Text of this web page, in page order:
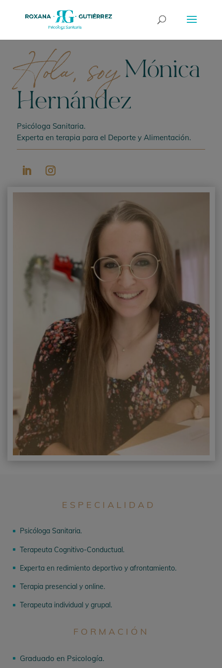
Hola, soyMónica
Hernández
Psicóloga Sanitaria.
Experta en terapia para el Deporte y Alimentación.
ESPECIALIDAD
^ Psicóloga Sanitaria.
^ Terapeuta Cognitivo-Conductual.
^ Experta en redimiento deportivo y afrontamiento.
^ Terapia presencial y online.
^ Terapeuta individual y grupal.
FORMACIÓN
^ Graduado en Psicología.